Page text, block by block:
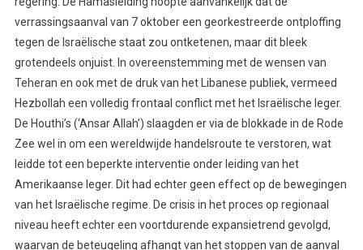
verrassingsaanval van 7 oktober een georkestreerde ontploffing
tegen de Israëlische staat zou ontketenen, maar dit bleek
grotendeels onjuist. In overeenstemming met de wensen van
Teheran en ook met de druk van het Libanese publiek, vermeed
Hezbollah een volledig frontaal conflict met het Israëlische leger.
De Houthi’s (‘Ansar Allah’) slaagden er via de blokkade in de Rode
Zee wel in om een wereldwijde handelsroute te verstoren, wat
leidde tot een beperkte interventie onder leiding van het
Amerikaanse leger. Dit had echter geen effect op de bewegingen
van het Israëlische regime. De crisis in het proces op regionaal
niveau heeft echter een voortdurende expansietrend gevolgd,
waarvan de beteugeling afhangt van het stoppen van de aanval